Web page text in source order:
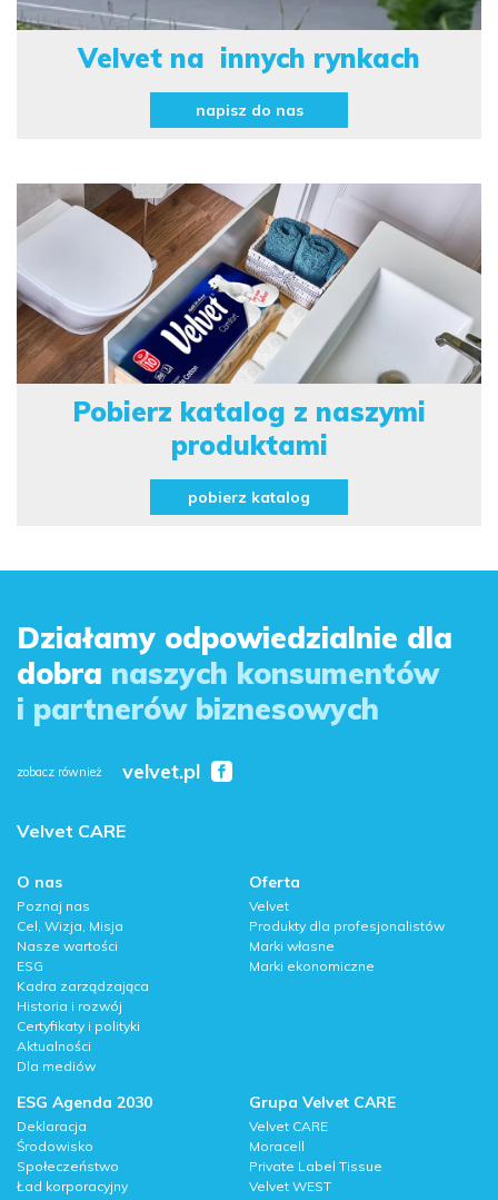
Velvet na innych rynkach
napisz do nas
Pobierz katalog z naszymi
produktami
pobierz katalog
Działamy odpowiedzialnie dla
dobra naszych konsumentów
i partnerów biznesowych
zobacz również velvet.pl
Velvet CARE
O nas
Poznaj nas
Cel, Wizja, Misja
Nasze wartości
ESG
Kadra zarządzająca
Historia i rozwój
Certyfikaty i polityki
Aktualności
Dla mediów
Oferta
Velvet
Produkty dla profesjonalistów
Marki własne
Marki ekonomiczne
ESG Agenda 2030
Deklaracja
Środowisko
Społeczeństwo
Ład korporacyjny
Grupa Velvet CARE
Velvet CARE
Moracell
Private Label Tissue
Velvet WEST